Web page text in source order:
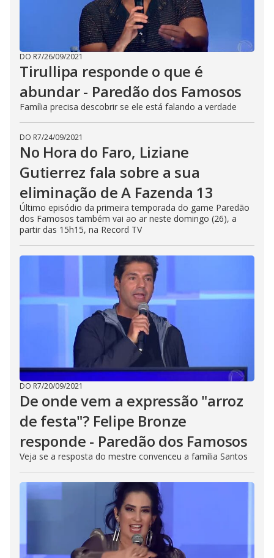
DO R7/26/09/2021
Tirullipa responde o que é
abundar - Paredão dos Famosos
Família precisa descobrir se ele está falando a verdade
DO R7/24/09/2021
No Hora do Faro, Liziane
Gutierrez fala sobre a sua
eliminação de A Fazenda 13
Último episódio da primeira temporada do game Paredão
dos Famosos também vai ao ar neste domingo (26), a
partir das 15h15, na Record TV
DO R7/20/09/2021
De onde vem a expressão "arroz
de festa"? Felipe Bronze
responde - Paredão dos Famosos
Veja se a resposta do mestre convenceu a família Santos